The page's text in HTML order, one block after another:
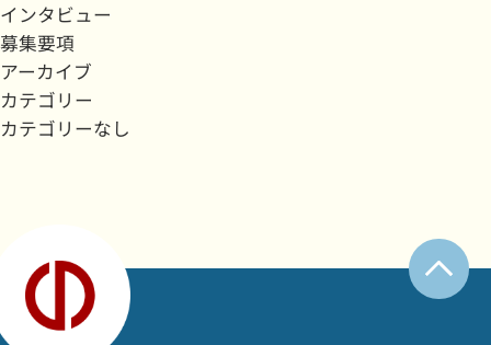
インタビュー
募集要項
アーカイブ
カテゴリー
カテゴリーなし